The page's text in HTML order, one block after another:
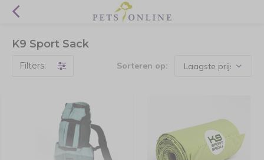
K9 Sport Sack
Filters: Sorteren op: